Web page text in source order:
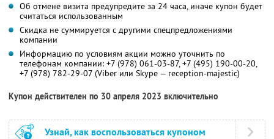
Об отмене визита предупредите за 24 часа, иначе купон будет
считаться использованным
Скидка не суммируется с другими спецпредложениями
компании
Информацию по условиям акции можно уточнить по
телефонам компании: +7 (978) 061-03-87, +7 (495) 190-00-20,
+7 (978) 782-29-07 (Viber или Skype — reception-majestic)
Купон действителен по 30 апреля 2023 включительно
Узнай, как воспользоваться купоном